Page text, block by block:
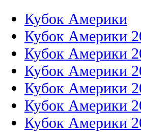
Кубок Америки
Кубок Америки
Кубок Америки
Кубок Америки
Кубок Америки
Кубок Америки
Кубок Америки